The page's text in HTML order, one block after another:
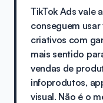
TikTok Ads vale
conseguem
criativos com
mais sentido
vendas de
infoprodutos,
visual. Não é o